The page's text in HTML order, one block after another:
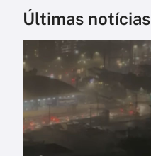
Últimas notícias